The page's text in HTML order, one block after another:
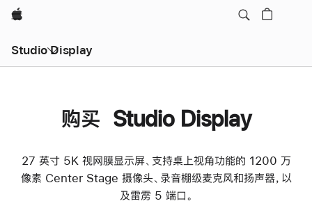
Apple
Studio Display
购买 Studio Display
27 英寸 5K 视网膜显示屏、支持桌上视角功能的 1200 万
像素 Center Stage 摄像头、录音棚级麦克风和扬声器，以
及雷雳 5 端口。